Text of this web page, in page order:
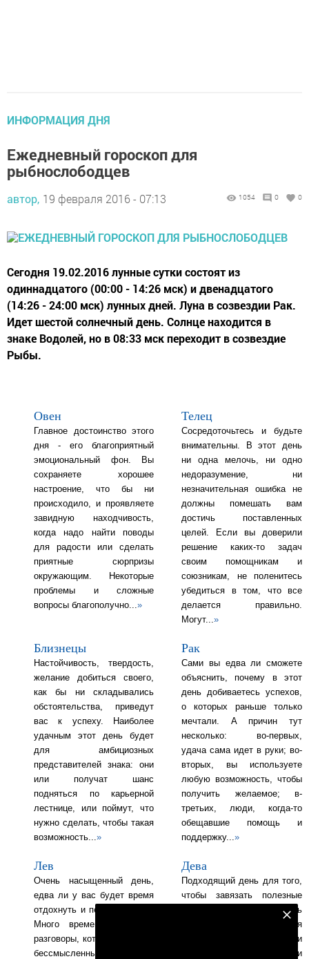
ИНФОРМАЦИЯ ДНЯ
Ежедневный гороскоп для
рыбнослободцев
автор, 19 февраля 2016 - 07:13 1054 0 0
Сегодня 19.02.2016 лунные сутки состоят из
одиннадцатого (00:00 - 14:26 мск) и двенадцатого
(14:26 - 24:00 мск) лунных дней. Луна в созвездии Рак.
Идет шестой солнечный день. Солнце находится в
знаке Водолей, но в 08:33 мск переходит в созвездие
Рыбы.
Овен
Главное достоинство этого
дня - его благоприятный
эмоциональный фон. Вы
сохраняете хорошее
настроение, что бы ни
происходило, и проявляете
завидную находчивость,
когда надо найти поводы
для радости или сделать
приятные сюрпризы
окружающим. Некоторые
проблемы и сложные
вопросы благополучно...»
Телец
Сосредоточьтесь и будьте
внимательны. В этот день
ни одна мелочь, ни одно
недоразумение, ни
незначительная ошибка не
должны помешать вам
достичь поставленных
целей. Если вы доверили
решение каких-то задач
своим помощникам и
союзникам, не поленитесь
убедиться в том, что все
делается правильно.
Могут...»
Близнецы
Настойчивость, твердость,
желание добиться своего,
как бы ни складывались
обстоятельства, приведут
вас к успеху. Наиболее
удачным этот день будет
для амбициозных
представителей знака: они
или получат шанс
подняться по карьерной
лестнице, или поймут, что
нужно сделать, чтобы такая
возможность...»
Рак
Сами вы едва ли сможете
объяснить, почему в этот
день добиваетесь успехов,
о которых раньше только
мечтали. А причин тут
несколько: во-первых,
удача сама идет в руки; во-
вторых, вы используете
любую возможность, чтобы
получить желаемое; в-
третьих, люди, когда-то
обещавшие помощь и
поддержку...»
Лев
Очень насыщенный день,
едва ли у вас будет время
отдохнуть и перевести дух.
Много времени отнимают
разговоры, которые кажутся
бессмысленными. Ваша
Дева
Подходящий день для того,
чтобы завязать полезные
знакомства и обзавестись
нужными связями. Сегодня
вы нравитесь практически
всем, с кем имеете дело, и